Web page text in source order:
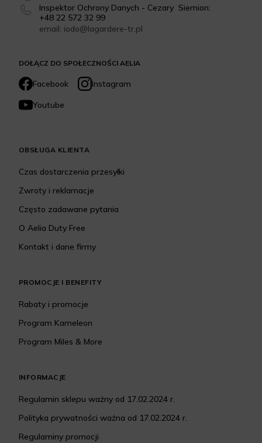
DOŁĄCZ DO SPOŁECZNOŚCI AELIA
Facebook
Instagram
Youtube
Inspektor Ochrony Danych - Cezary Siemion:
+48 22 572 32 99
email: iodo@lagardere-tr.pl
OBSŁUGA KLIENTA
Czas dostarczenia przesyłki
Zwroty i reklamacje
Często zadawane pytania
O Aelia Duty Free
Kontakt i dane firmy
PROMOCJE I BENEFITY
Rabaty i promocje
Program Kameleon
Program Miles & More
INFORMACJE
Regulamin sklepu ważny od 17.02.2024 r.
Polityka prywatności ważna od 17.02.2024 r.
Regulaminy promocji